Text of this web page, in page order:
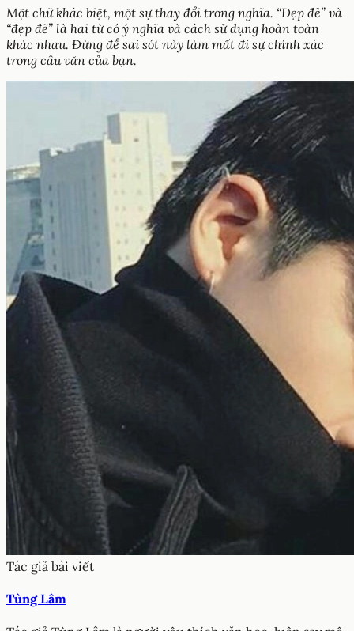
Một chữ khác biệt, một sự thay đổi trong nghĩa. “Đẹp đẻ” và
“đẹp đẽ” là hai từ có ý nghĩa và cách sử dụng hoàn toàn
khác nhau. Đừng để sai sót này làm mất đi sự chính xác
trong câu văn của bạn.
Tác giả bài viết
Tùng Lâm